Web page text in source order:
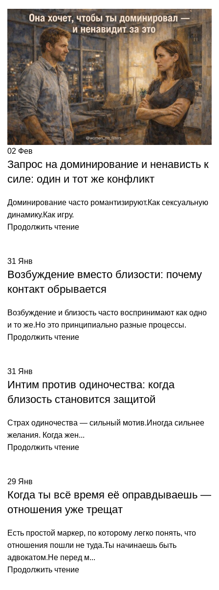
02 Фев
Запрос на доминирование и ненависть к
силе: один и тот же конфликт
Доминирование часто романтизируют.Как сексуальную
динамику.Как игру.
Продолжить чтение
31 Янв
Возбуждение вместо близости: почему
контакт обрывается
Возбуждение и близость часто воспринимают как одно
и то же.Но это принципиально разные процессы.
Продолжить чтение
31 Янв
Интим против одиночества: когда
близость становится защитой
Страх одиночества — сильный мотив.Иногда сильнее
желания. Когда жен...
Продолжить чтение
29 Янв
Когда ты всё время её оправдываешь —
отношения уже трещат
Есть простой маркер, по которому легко понять, что
отношения пошли не туда.Ты начинаешь быть
адвокатом.Не перед м...
Продолжить чтение